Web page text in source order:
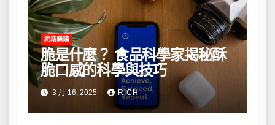
網路賺錢
脆是什麼？ 食品科學家揭秘酥
脆口感的科學與技巧
3 月 16, 2025 RICH